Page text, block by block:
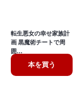
転生悪女の幸せ家族計
画 黒魔術チートで周
囲…
本を買う